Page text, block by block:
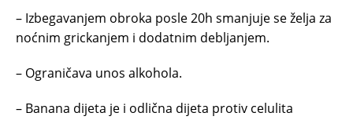
– Izbegavanjem obroka posle 20h smanjuje se želja za
noćnim grickanjem i dodatnim debljanjem.
– Ograničava unos alkohola.
– Banana dijeta je i odlična dijeta protiv celulita